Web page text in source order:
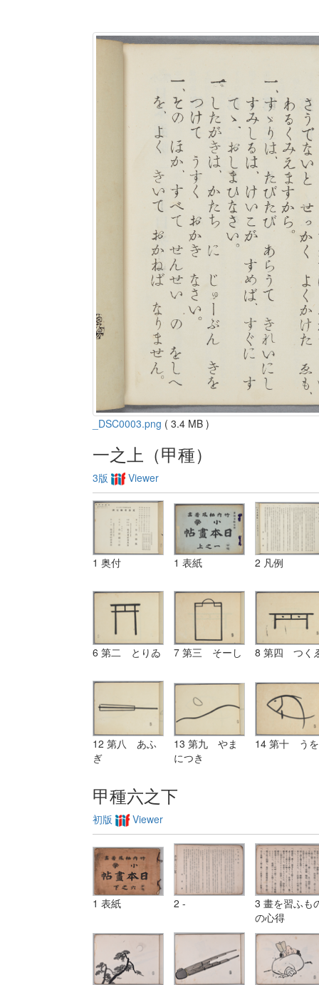
_DSC0003.png ( 3.4 MB )
一之上（甲種）
3版 Viewer
1 奥付 1 表紙 2 凡例
6 第二 とりゐ 7 第三 そーし 8 第四 つく
12 第八 あふ
ぎ
13 第九 やま
につき
14 第十 うを
甲種六之下
初版 Viewer
1 表紙 2 -
3 畫を習ふも
の心得